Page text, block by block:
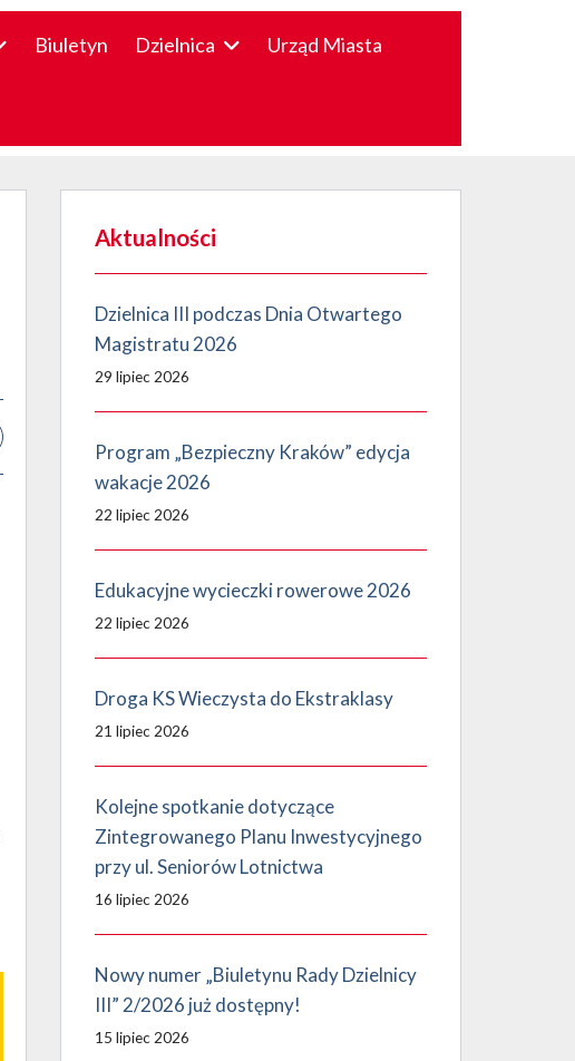
Biuletyn Dzielnica Urząd Miasta
Aktualności
Dzielnica III podczas Dnia Otwartego
Magistratu 2026
29 lipiec 2026
Program „Bezpieczny Kraków” edycja
wakacje 2026
22 lipiec 2026
Edukacyjne wycieczki rowerowe 2026
22 lipiec 2026
Droga KS Wieczysta do Ekstraklasy
21 lipiec 2026
Kolejne spotkanie dotyczące
Zintegrowanego Planu Inwestycyjnego
przy ul. Seniorów Lotnictwa
16 lipiec 2026
Nowy numer „Biuletynu Rady Dzielnicy
III” 2/2026 już dostępny!
15 lipiec 2026